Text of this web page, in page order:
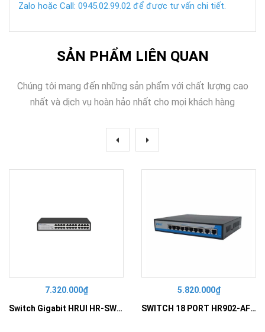
Zalo hoặc Call: 0945.02.99.02 để được tư vấn chi tiết.
SẢN PHẨM LIÊN QUAN
Chúng tôi mang đến những sản phẩm với chất lượng cao
nhất và dịch vụ hoàn hảo nhất cho mọi khách hàng
7.320.000₫
Switch Gigabit HRUI HR-SWG10240D
5.820.000₫
SWITCH 18 PORT HR902-AF162G-300 – Switch PoE 16 Cổng